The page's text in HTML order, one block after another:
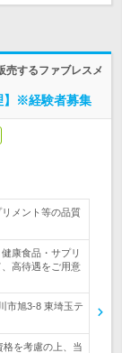
売するファブレスメ
】※経験者募集
メント等の品質
康食品・サプリ
高待遇をご用意
市旭3-8 東埼玉テ
を考慮の上、当